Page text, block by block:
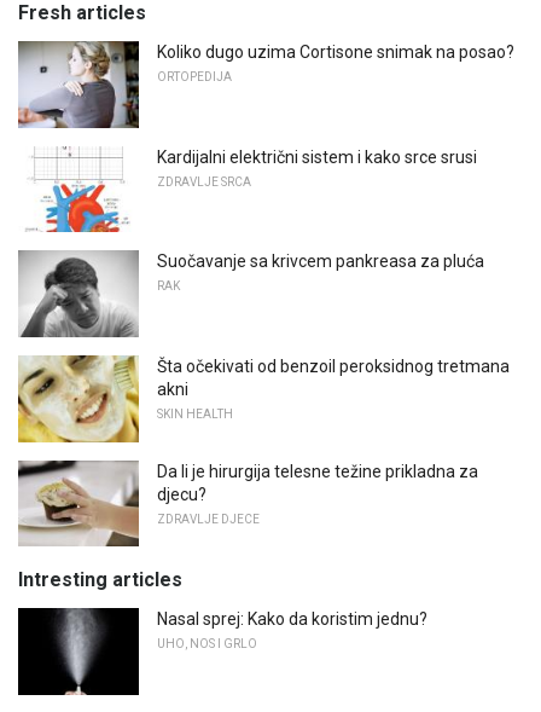
Fresh articles
Koliko dugo uzima Cortisone snimak na posao?
ORTOPEDIJA
Kardijalni električni sistem i kako srce srusi
ZDRAVLJE SRCA
Suočavanje sa krivcem pankreasa za pluća
RAK
Šta očekivati ​​od benzoil peroksidnog tretmana
akni
SKIN HEALTH
Da li je hirurgija telesne težine prikladna za
djecu?
ZDRAVLJE DJECE
Intresting articles
Nasal sprej: Kako da koristim jednu?
UHO, NOS I GRLO